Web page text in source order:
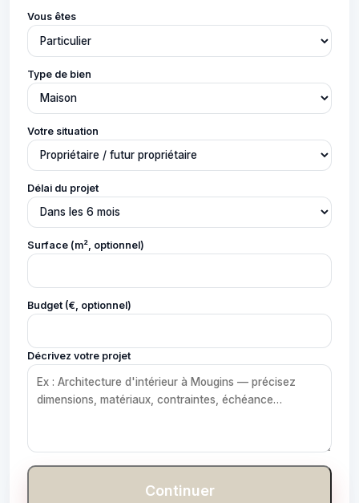
Vous êtes
Type de bien
Votre situation
Délai du projet
Surface (m², optionnel)
Budget (€, optionnel)
Décrivez votre projet
Continuer